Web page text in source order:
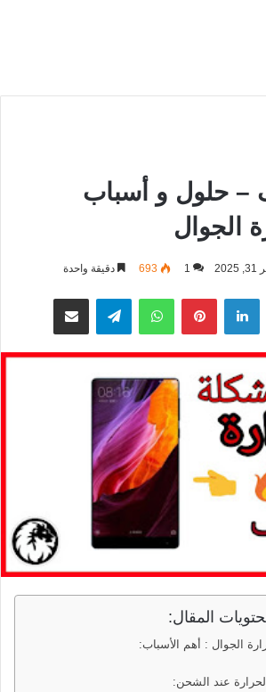
– حلول و أسباب
الجوال
1
693 دقيقة واحدة
لينكدإن بينتيريستواتساب تيلقرام مشاركة عبر البريد
المقال:
الجوال : أهم الأسباب: